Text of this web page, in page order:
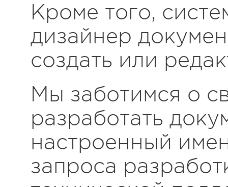
Кроме того,
дизайнер
создать или
Мы заботимся о
разработать
настроенный
запроса